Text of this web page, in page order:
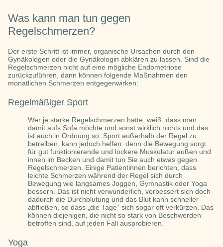
Was kann man tun gegen
Regelschmerzen?
Der erste Schritt ist immer, organische Ursachen durch den
Gynäkologen oder die Gynäkologin abklären zu lassen. Sind die
Regelschmerzen nicht auf eine mögliche Endometriose
zurückzuführen, dann können folgende Maßnahmen den
monatlichen Schmerzen entgegenwirken:
Regelmäßiger Sport
Wer je starke Regelschmerzen hatte, weiß, dass man
damit aufs Sofa möchte und sonst wirklich nichts und das
ist auch in Ordnung so. Sport außerhalb der Regel zu
betreiben, kann jedoch helfen: denn die Bewegung sorgt
für gut funktionierende und lockere Muskulatur außen und
innen im Becken und damit tun Sie auch etwas gegen
Regelschmerzen. Einige Patientinnen berichten, dass
leichte Schmerzen während der Regel sich durch
Bewegung wie langsames Joggen, Gymnastik oder Yoga
bessern. Das ist nicht verwunderlich, verbessert sich doch
dadurch die Durchblutung und das Blut kann schneller
abfließen, so dass „die Tage“ sich sogar oft verkürzen. Das
können diejenigen, die nicht so stark von Beschwerden
betroffen sind, auf jeden Fall ausprobieren.
Yoga